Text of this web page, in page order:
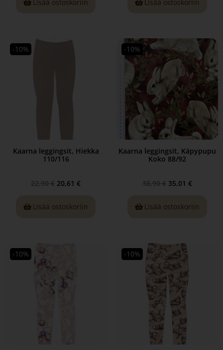
Lisää ostoskoriin Lisää ostoskoriin
-10%
Kaarna leggingsit, Hiekka
110/116
22,90 € 20,61 €
Lisää ostoskoriin
-10%
Kaarna leggingsit, Käpypupu
Koko 88/92
38,90 € 35,01 €
Lisää ostoskoriin
-10% -10%